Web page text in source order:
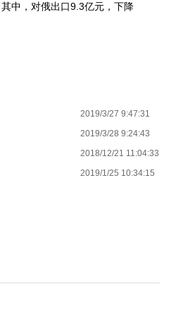
中，对俄出口9.3亿元，下降
2019/3/27 9:47:31
2019/3/28 9:24:43
2018/12/21 11:04:33
2019/1/25 10:34:15